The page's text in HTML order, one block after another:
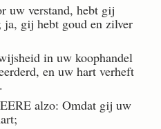
uw verstand, hebt gij
ja, gij hebt goud en zilver
in uw koophandel
en uw hart verheft
alzo: Omdat gij uw